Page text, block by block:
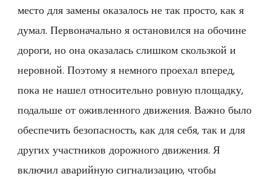
место для замены оказалось не так просто, как я
думал. Первоначально я остановился на обочине
дороги, но она оказалась слишком скользкой и
неровной. Поэтому я немного проехал вперед,
пока не нашел относительно ровную площадку,
подальше от оживленного движения. Важно было
обеспечить безопасность, как для себя, так и для
других участников дорожного движения. Я
включил аварийную сигнализацию, чтобы